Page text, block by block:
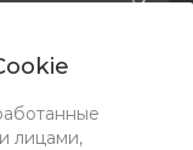
лицами,